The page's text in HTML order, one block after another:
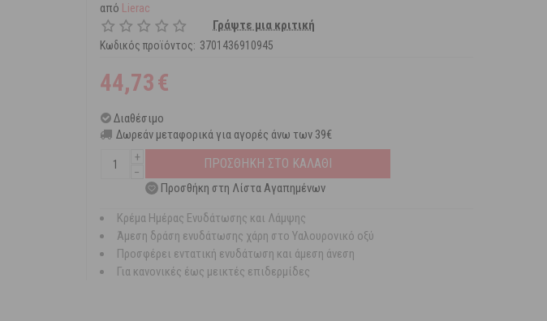
από Lierac
Γράψτε μια κριτική
Κωδικός προϊόντος: 3701436910945
44,73€
Διαθέσιμο
Δωρεάν μεταφορικά για αγορές άνω των 39€
+
−
ΠΡΟΣΘΗΚΗ ΣΤΟ ΚΑΛΑΘΙ
Προσθήκη στη Λίστα Αγαπημένων
Κρέμα Ημέρας Ενυδάτωσης και Λάμψης
Άμεση δράση ενυδάτωσης χάρη στο Υαλουρονικό οξύ
Προσφέρει εντατική ενυδάτωση και άμεση άνεση
Για κανονικές έως μεικτές επιδερμίδες